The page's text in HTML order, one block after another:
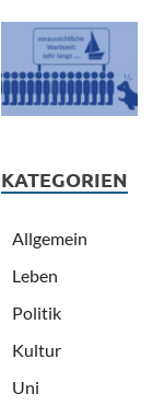
KATEGORIEN
Allgemein
Leben
Politik
Kultur
Uni